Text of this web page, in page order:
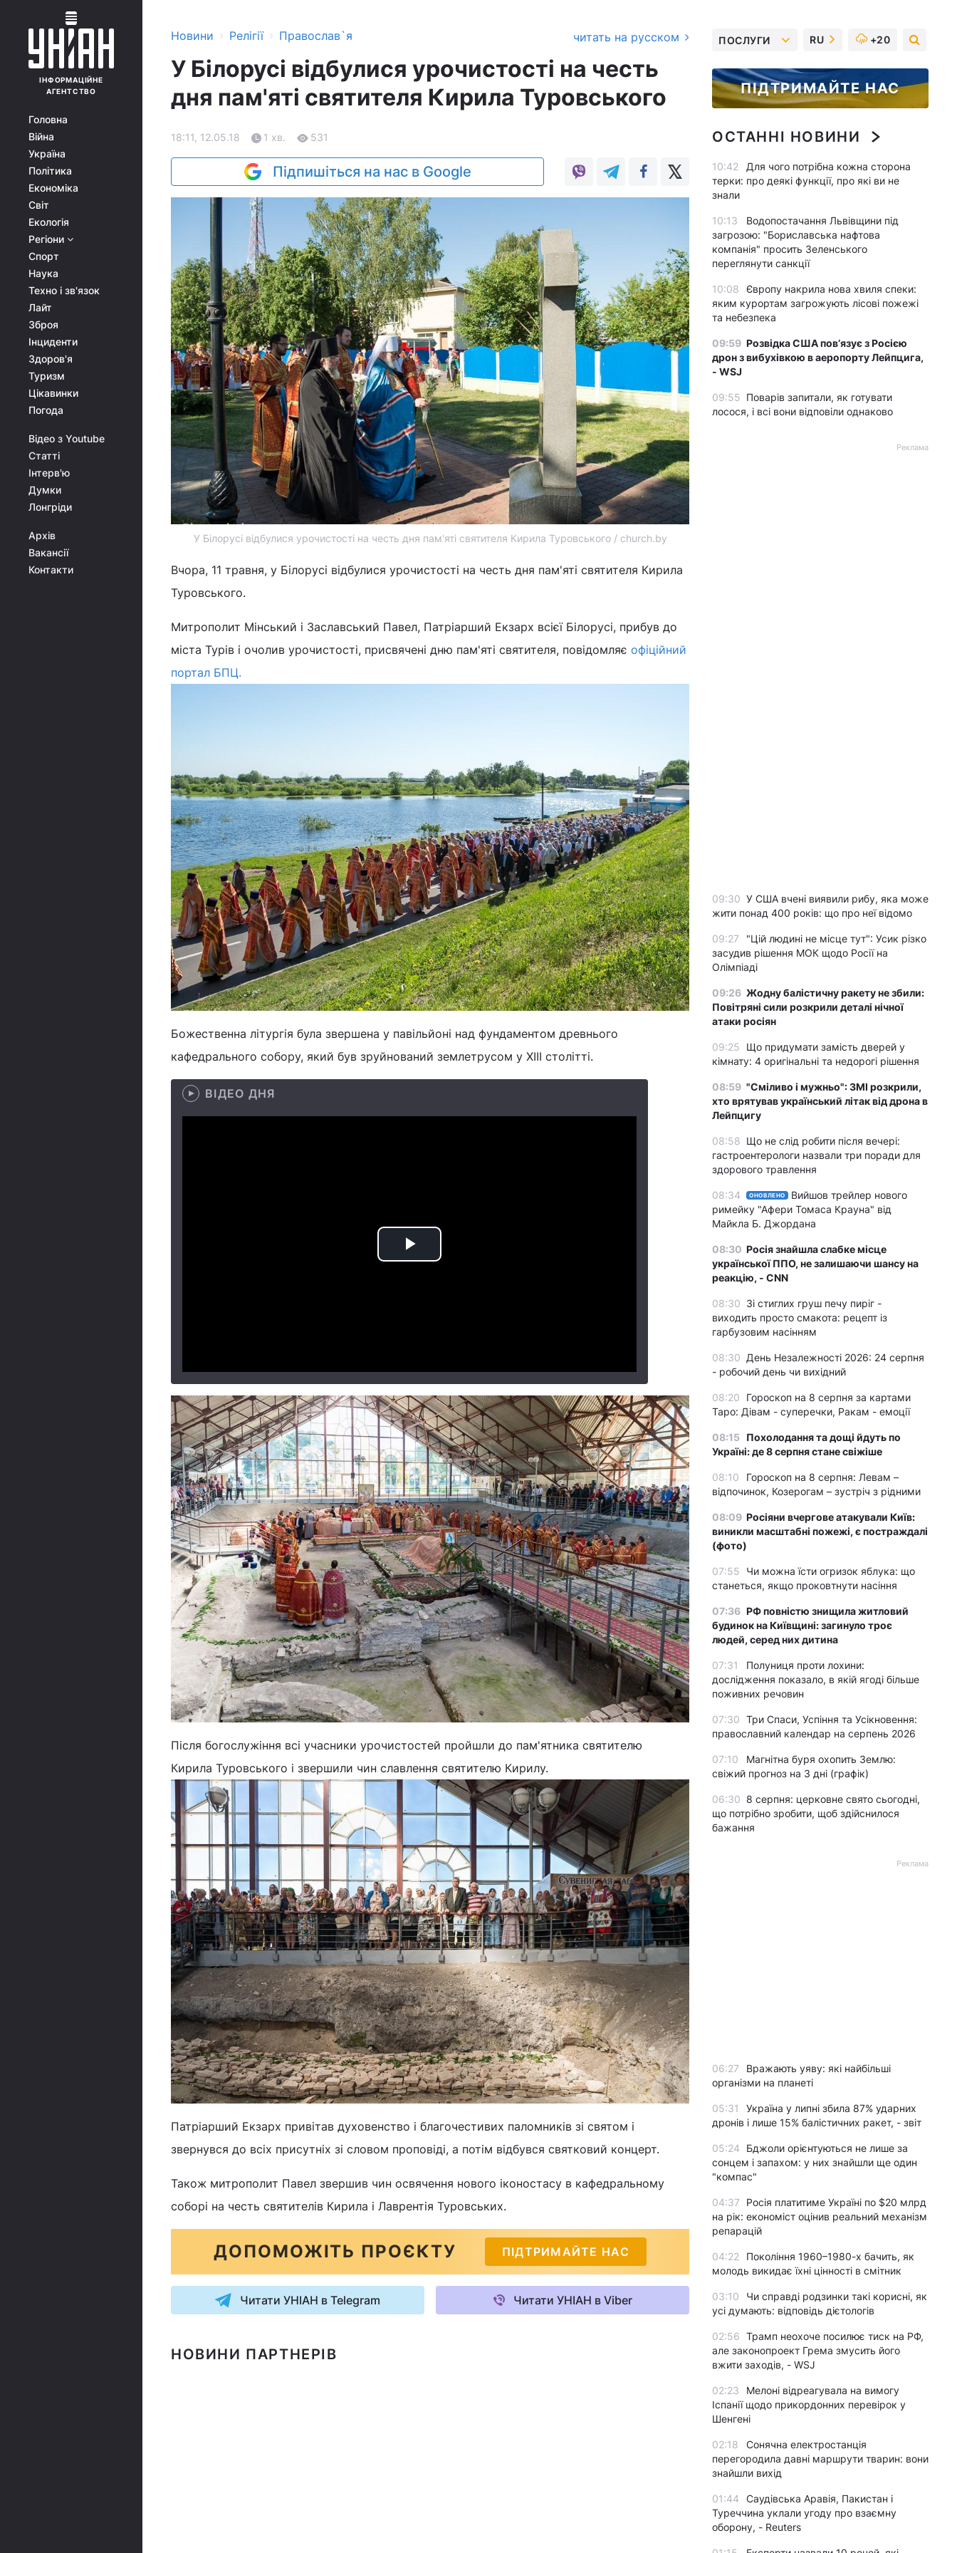
ІНФОРМАЦІЙНЕ
АГЕНТСТВО
Головна
Війна
Україна
Політика
Економіка
Світ
Екологія
Регіони
Спорт
Наука
Техно і зв'язок
Лайт
Зброя
Інциденти
Здоров'я
Туризм
Цікавинки
Погода
Відео з Youtube
Статті
Інтерв'ю
Думки
Лонгріди
Архів
Вакансії
Контакти
Новини › Релігії › Православ`я читать на русском
У Білорусі відбулися урочистості на честь
дня пам'яті святителя Кирила Туровського
18:11, 12.05.18 1 хв. 531
Підпишіться на нас в Google
У Білорусі відбулися урочистості на честь дня пам'яті святителя Кирила Туровського / church.bу
Вчора, 11 травня, у Білорусі відбулися урочистості на честь дня пам'яті святителя Кирила
Туровського.
Митрополит Мінський і Заславський Павел, Патріарший Екзарх всієї Білорусі, прибув до
міста Турів і очолив урочистості, присвячені дню пам'яті святителя, повідомляє офіційний
портал БПЦ.
Божественна літургія була звершена у павільйоні над фундаментом древнього
кафедрального собору, який був зруйнований землетрусом у XIII столітті.
ВІДЕО ДНЯ
Play
Після богослужіння всі учасники урочистостей пройшли до пам'ятника святителю
Кирила Туровського і звершили чин славлення святителю Кирилу.
Патріарший Екзарх привітав духовенство і благочестивих паломників зі святом і
звернувся до всіх присутніх зі словом проповіді, а потім відбувся святковий концерт.
Також митрополит Павел звершив чин освячення нового іконостасу в кафедральному
соборі на честь святителів Кирила і Лаврентія Туровських.
ДОПОМОЖІТЬ ПРОЄКТУ ПІДТРИМАЙТЕ НАС
Читати УНІАН в Telegram Читати УНІАН в Viber
НОВИНИ ПАРТНЕРІВ
ПОСЛУГИ RU +20
ПІДТРИМАЙТЕ НАС
ОСТАННІ НОВИНИ
10:42
Для чого потрібна кожна сторона
терки: про деякі функції, про які ви не
знали
10:13
Водопостачання Львівщини під
загрозою: "Бориславська нафтова
компанія" просить Зеленського
переглянути санкції
10:08
Європу накрила нова хвиля спеки:
яким курортам загрожують лісові пожежі
та небезпека
09:59 Розвідка США пов’язує з Росією
дрон з вибухівкою в аеропорту Лейпцига,
- WSJ
09:55 Поварів запитали, як готувати
лосося, і всі вони відповіли однаково
Реклама
09:30 У США вчені виявили рибу, яка може
жити понад 400 років: що про неї відомо
09:27
"Цій людині не місце тут": Усик різко
засудив рішення МОК щодо Росії на
Олімпіаді
09:26 Жодну балістичну ракету не збили:
Повітряні сили розкрили деталі нічної
атаки росіян
09:25
Що придумати замість дверей у
кімнату: 4 оригінальні та недорогі рішення
08:59 "Сміливо і мужньо": ЗМІ розкрили,
хто врятував український літак від дрона в
Лейпцигу
08:58 Що не слід робити після вечері:
гастроентерологи назвали три поради для
здорового травлення
08:34 ОНОВЛЕНО
Вийшов трейлер нового
римейку "Афери Томаса Крауна" від
Майкла Б. Джордана
08:30 Росія знайшла слабке місце
української ППО, не залишаючи шансу на
реакцію, - CNN
08:30 Зі стиглих груш печу пиріг -
виходить просто смакота: рецепт із
гарбузовим насінням
08:30 День Незалежності 2026: 24 серпня
- робочий день чи вихідний
08:20
Гороскоп на 8 серпня за картами
Таро: Дівам - суперечки, Ракам - емоції
08:15 Похолодання та дощі йдуть по
Україні: де 8 серпня стане свіжіше
08:10
Гороскоп на 8 серпня: Левам –
відпочинок, Козерогам – зустріч з рідними
08:09 Росіяни вчергове атакували Київ:
виникли масштабні пожежі, є постраждалі
(фото)
07:55
Чи можна їсти огризок яблука: що
станеться, якщо проковтнути насіння
07:36 РФ повністю знищила житловий
будинок на Київщині: загинуло троє
людей, серед них дитина
07:31
Полуниця проти лохини:
дослідження показало, в якій ягоді більше
поживних речовин
07:30 Три Спаси, Успіння та Усікновення:
православний календар на серпень 2026
07:10
Магнітна буря охопить Землю:
свіжий прогноз на 3 дні (графік)
06:30 8 серпня: церковне свято сьогодні,
що потрібно зробити, щоб здійснилося
бажання
Реклама
06:27
Вражають уяву: які найбільші
організми на планеті
05:31
Україна у липні збила 87% ударних
дронів і лише 15% балістичних ракет, - звіт
05:24
Бджоли орієнтуються не лише за
сонцем і запахом: у них знайшли ще один
"компас"
04:37
Росія платитиме Україні по $20 млрд
на рік: економіст оцінив реальний механізм
репарацій
04:22
Покоління 1960–1980-х бачить, як
молодь викидає їхні цінності в смітник
03:10
Чи справді родзинки такі корисні, як
усі думають: відповідь дієтологів
02:56 Трамп неохоче посилює тиск на РФ,
але законопроект Грема змусить його
вжити заходів, - WSJ
02:23
Мелоні відреагувала на вимогу
Іспанії щодо прикордонних перевірок у
Шенгені
02:18
Сонячна електростанція
перегородила давні маршрути тварин: вони
знайшли вихід
01:44
Саудівська Аравія, Пакистан і
Туреччина уклали угоду про взаємну
оборону, - Reuters